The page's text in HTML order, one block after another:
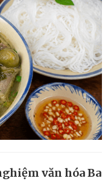
văn hóa Ba